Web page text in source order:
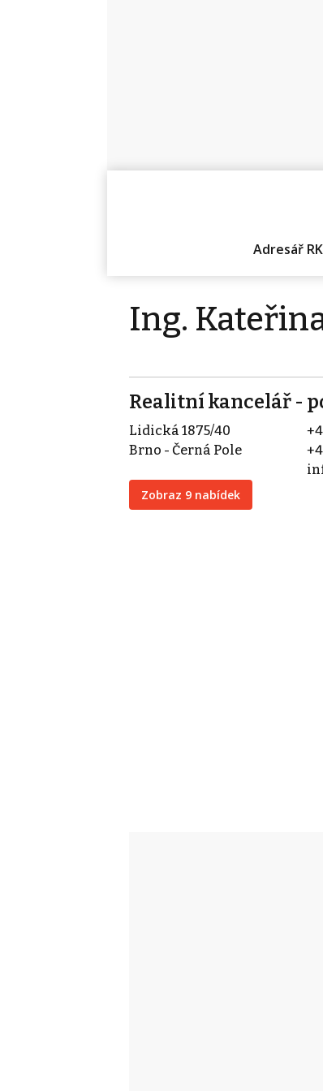
Adresář RK
Ing.
Realitní kancelář -
Lidická 1875/40
Brno - Černá Pole
Zobraz 9 nabídek